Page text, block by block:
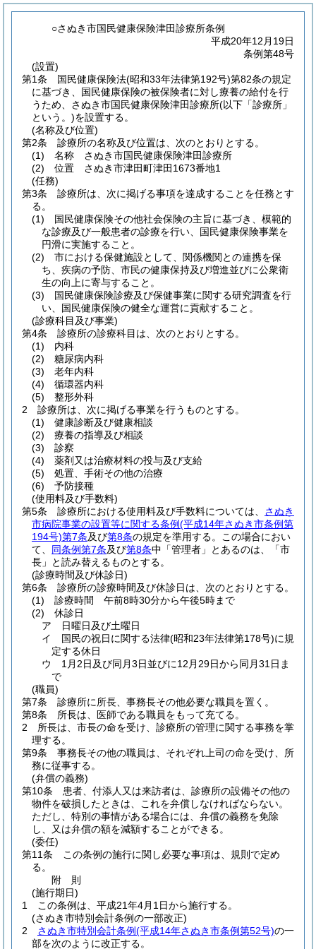
○さぬき市国民健康保険津田診療所条例
平成20年12月19日
条例第48号
(設置)
第1条
国民健康保険法(昭和33年法律第192号)第82条の規定
に基づき、国民健康保険の被保険者に対し療養の給付を行
うため、さぬき市国民健康保険津田診療所(以下「診療所」
という。)を設置する。
(名称及び位置)
第2条
診療所の名称及び位置は、次のとおりとする。
(1)
名称 さぬき市国民健康保険津田診療所
(2)
位置 さぬき市津田町津田1673番地1
(任務)
第3条
診療所は、次に掲げる事項を達成することを任務とす
る。
(1)
国民健康保険その他社会保険の主旨に基づき、模範的
な診療及び一般患者の診療を行い、国民健康保険事業を
円滑に実施すること。
(2)
市における保健施設として、関係機関との連携を保
ち、疾病の予防、市民の健康保持及び増進並びに公衆衛
生の向上に寄与すること。
(3)
国民健康保険診療及び保健事業に関する研究調査を行
い、国民健康保険の健全な運営に貢献すること。
(診療科目及び事業)
第4条
診療所の診療科目は、次のとおりとする。
(1)
内科
(2)
糖尿病内科
(3)
老年内科
(4)
循環器内科
(5)
整形外科
2
診療所は、次に掲げる事業を行うものとする。
(1)
健康診断及び健康相談
(2)
療養の指導及び相談
(3)
診察
(4)
薬剤又は治療材料の投与及び支給
(5)
処置、手術その他の治療
(6)
予防接種
(使用料及び手数料)
第5条
診療所における使用料及び手数料については、 さぬき
市病院事業の設置等に関する条例(平成14年さぬき市条例第
194号)第7条及び第8条の規定を準用する。
この場合におい
て、 同条例第7条及び第8条中「管理者」とあるのは、「市
長」と読み替えるものとする。
(診療時間及び休診日)
第6条
診療所の診療時間及び休診日は、次のとおりとする。
(1)
診療時間 午前8時30分から午後5時まで
(2)
休診日
ア
日曜日及び土曜日
イ
国民の祝日に関する法律(昭和23年法律第178号)に規
定する休日
ウ
1月2日及び同月3日並びに12月29日から同月31日ま
で
(職員)
第7条
診療所に所長、事務長その他必要な職員を置く。
第8条
所長は、医師である職員をもって充てる。
2
所長は、市長の命を受け、診療所の管理に関する事務を掌
理する。
第9条
事務長その他の職員は、それぞれ上司の命を受け、所
務に従事する。
(弁償の義務)
第10条
患者、付添人又は来訪者は、診療所の設備その他の
物件を破損したときは、これを弁償しなければならない。
ただし、特別の事情がある場合には、弁償の義務を免除
し、又は弁償の額を減額することができる。
(委任)
第11条
この条例の施行に関し必要な事項は、規則で定め
る。
附 則
(施行期日)
1
この条例は、平成21年4月1日から施行する。
(さぬき市特別会計条例の一部改正)
2
さぬき市特別会計条例(平成14年さぬき市条例第52号)の一
部を次のように改正する。